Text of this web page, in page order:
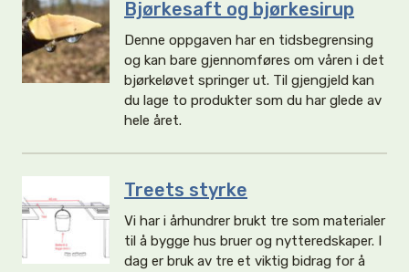
Bjørkesaft og bjørkesirup
Denne oppgaven har en tidsbegrensing
og kan bare gjennomføres om våren i det
bjørkeløvet springer ut. Til gjengjeld kan
du lage to produkter som du har glede av
hele året.
Treets styrke
Vi har i århundrer brukt tre som materialer
til å bygge hus bruer og nytteredskaper. I
dag er bruk av tre et viktig bidrag for å